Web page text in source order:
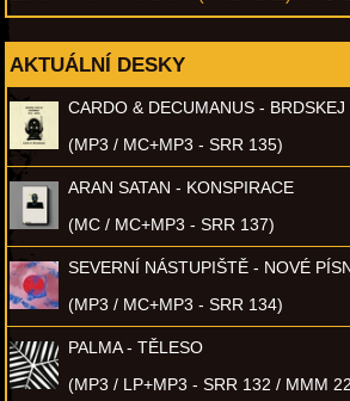
AKTUÁLNÍ DESKY
CARDO & DECUMANUS -
(MP3 / MC+MP3 - SRR 135)
ARAN SATAN - KONSPIRACE
(MC / MC+MP3 - SRR 137)
SEVERNÍ NÁSTUPIŠTĚ - NOVÉ
(MP3 / MC+MP3 - SRR 134)
PALMA - TĚLESO
(MP3 / LP+MP3 - SRR 132 / MMM